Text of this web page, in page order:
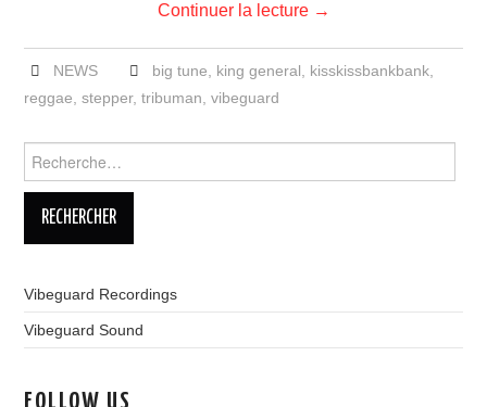
Continuer la lecture →
NEWS big tune king general kisskissbankbank,
reggae ,stepper,tribuman ,vibeguard
Vibeguard Recordings
Vibeguard Sound